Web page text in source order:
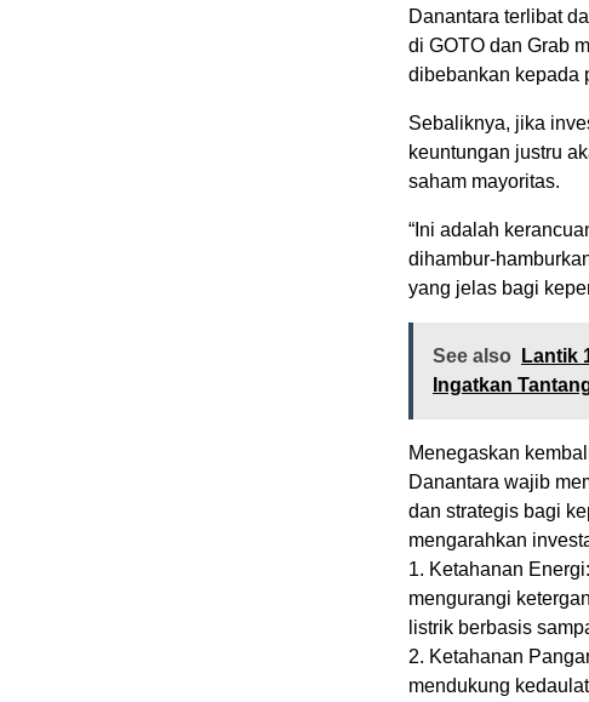
Danantara terlibat
di GOTO dan Grab
dibebankan kepada
​Sebaliknya, jika
keuntungan justru
saham mayoritas.
“Ini adalah
dihambur-
yang jelas bagi
See also
Lantik
Ingatkan
​Menegaskan
Danantara wajib
dan strategis bagi
mengarahkan
1. ​Ketahanan
mengurangi
listrik berbasis
2. ​Ketahanan
mendukung